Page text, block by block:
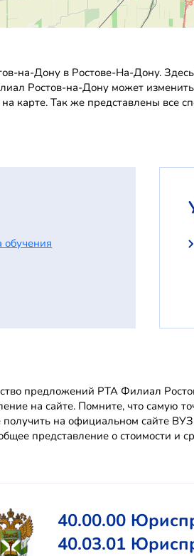
на-Дону в Ростове-На-Дону.
Ростов-на-Дону может
карте. Так же представлены все
предложений РТА Филиал
на сайте. Помните, что
получить на официальном сайте
представление о стоимости и
40.00.00
40.03.01